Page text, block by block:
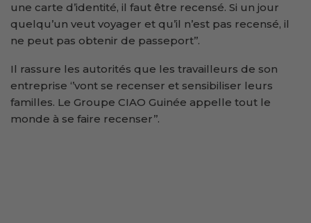
une carte d’identité, il faut être recensé. Si un jour
quelqu’un veut voyager et qu’il n’est pas recensé, il
ne peut pas obtenir de passeport’’.
Il rassure les autorités que les travailleurs de son
entreprise ‘’vont se recenser et sensibiliser leurs
familles. Le Groupe CIAO Guinée appelle tout le
monde à se faire recenser’’.